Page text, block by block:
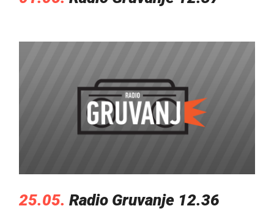
25.05. Radio Gruvanje 12.36